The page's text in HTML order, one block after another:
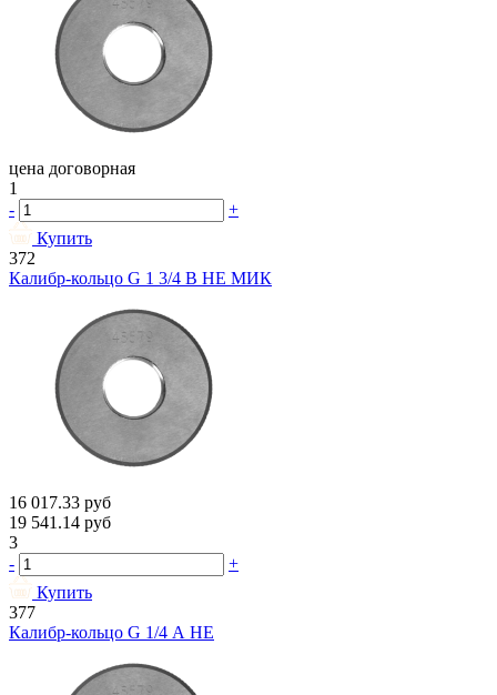
цена договорная
1
-
+
Купить
372
Калибр-кольцо G 1 3/4 В НЕ МИК
16 017.33 руб
19 541.14 руб
3
-
+
Купить
377
Калибр-кольцо G 1/4 А НЕ